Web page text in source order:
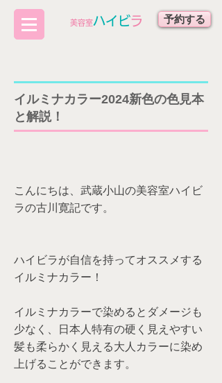
​美容室ハイビラ 予約する
イルミナカラー2024新色の色見本
と解説！
こんにちは、武蔵小山の美容室ハイビ
ラの古川寛記です。
ハイビラが自信を持ってオススメする
イルミナカラー！
イルミナカラーで染めるとダメージも
少なく、日本人特有の硬く見えやすい
髪も柔らかく見える大人カラーに染め
上げることができます。